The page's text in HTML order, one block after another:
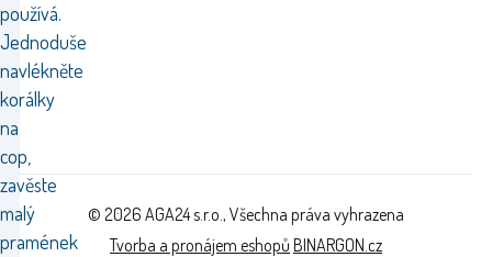
používá.
Jednoduše
navlékněte
korálky
na
cop,
zavěste
malý
pramének
© 2026 AGA24 s.r.o., Všechna práva vyhrazena
Tvorba a pronájem eshopů BINARGON.cz